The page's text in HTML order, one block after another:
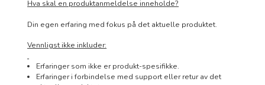
Hva skal en produktanmeldelse inneholde?
Din egen erfaring med fokus på det aktuelle produktet.
Vennligst ikke inkluder:
Erfaringer som ikke er produkt-spesifikke.
Erfaringer i forbindelse med support eller retur av det